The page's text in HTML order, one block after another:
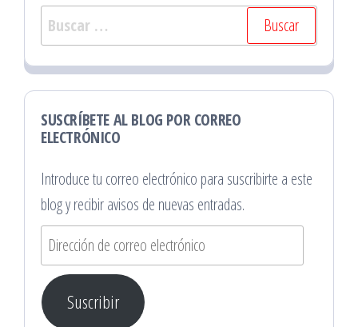
Buscar:
SUSCRÍBETE AL BLOG POR CORREO
ELECTRÓNICO
Introduce tu correo electrónico para suscribirte a este
blog y recibir avisos de nuevas entradas.
Dirección
de
correo
electrónico
Suscribir